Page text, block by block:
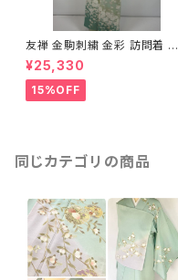
友禅 金駒刺繍 金彩 訪問着 正
絹 金彩 青磁色 黄緑 379
¥25,330
15%OFF
同じカテゴリの商品